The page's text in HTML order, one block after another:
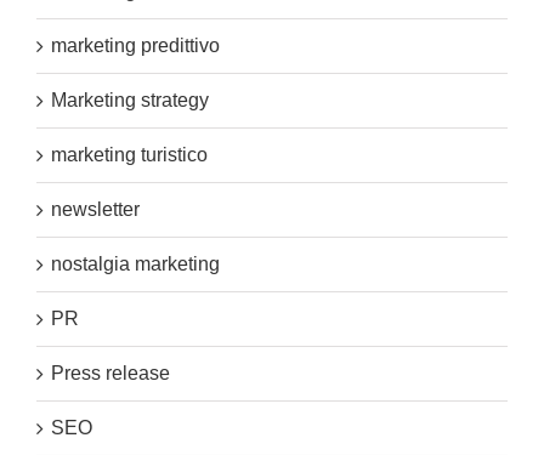
marketing predittivo
Marketing strategy
marketing turistico
newsletter
nostalgia marketing
PR
Press release
SEO